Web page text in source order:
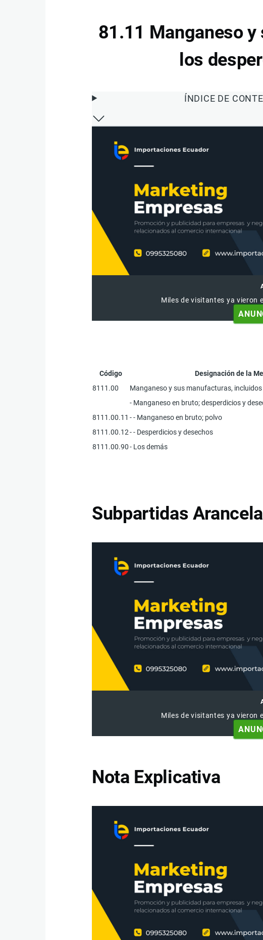
81.11 Manganeso
los
ÍNDICE DE
Miles de visitantes ya vieron
Código Designación de la
8111.00
Manganeso y sus manufacturas,
- Manganeso en bruto; desperdicios y
8111.00.11 - - Manganeso en bruto; polvo
8111.00.12- - Desperdicios y desechos
8111.00.90- Los demás
Subpartidas
Miles de visitantes ya vieron
Nota Explicativa